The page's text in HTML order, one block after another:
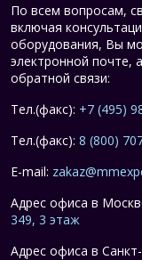
По всем вопросам,
включая
оборудования, Вы
электронной почте,
обратной связи:
Тел.(факс): +7 (495)
Тел.(факс): 8 (800)
E-mail:
Адрес офиса в
349, 3 этаж
Адрес офиса в